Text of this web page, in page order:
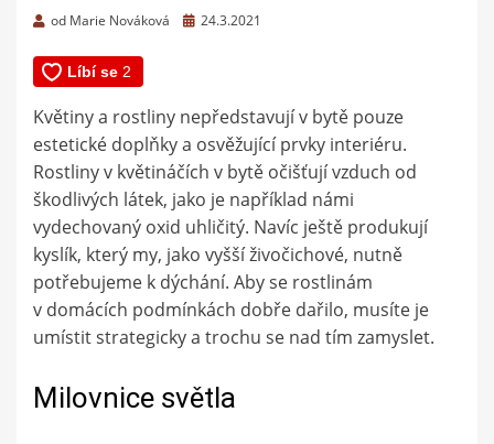
od Marie Nováková
Zveřejněno
24.3.2021
Květiny a rostliny nepředstavují v bytě pouze
estetické doplňky a osvěžující prvky interiéru.
Rostliny v květináčích v bytě očišťují vzduch od
škodlivých látek, jako je například námi
vydechovaný oxid uhličitý. Navíc ještě produkují
kyslík, který my, jako vyšší živočichové, nutně
potřebujeme k dýchání. Aby se rostlinám
v domácích podmínkách dobře dařilo, musíte je
umístit strategicky a trochu se nad tím zamyslet.
Milovnice světla